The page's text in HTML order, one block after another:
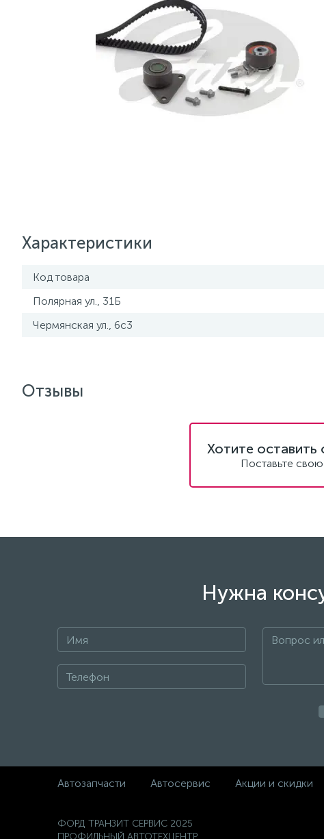
Характеристики
Код товара
Полярная ул., 31Б
Чермянская ул., 6с3
Отзывы
Хотите оставить
Поставьте
Нужна
Автозапчасти Автосервис Акции и скидки
ФОРД ТРАНЗИТ СЕРВИС 2025
ПРОФИЛЬНЫЙ АВТОТЕХЦЕНТР